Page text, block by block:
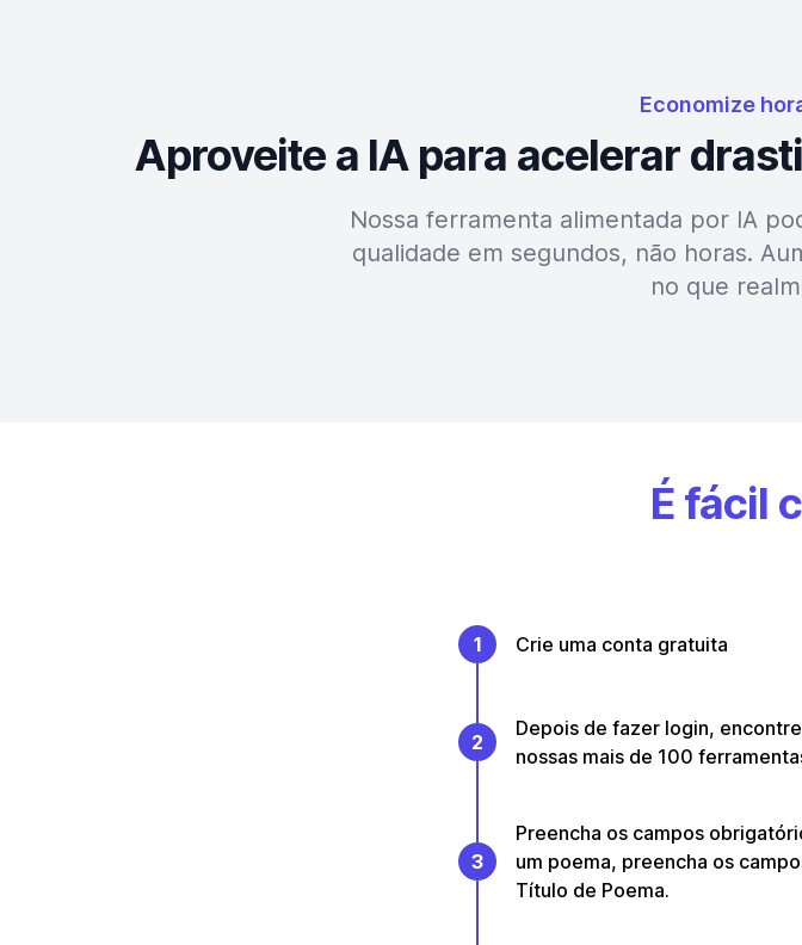
Economize
Aproveite a IA para acelerar
Nossa ferramenta alimentada por IA
qualidade em segundos, não horas.
no que
É fácil
1 Crie uma conta gratuita
2
Depois de fazer login,
nossas mais de 100
3
Preencha os campos
um poema, preencha os
Título de Poema.